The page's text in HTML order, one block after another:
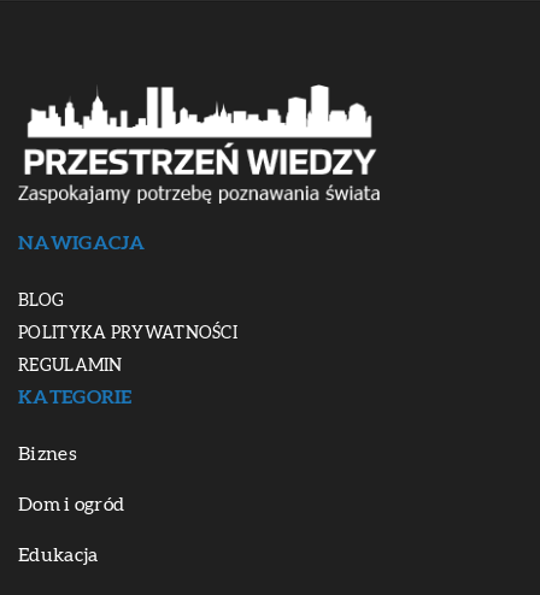
NAWIGACJA
BLOG
POLITYKA PRYWATNOŚCI
REGULAMIN
KATEGORIE
Biznes
Dom i ogród
Edukacja